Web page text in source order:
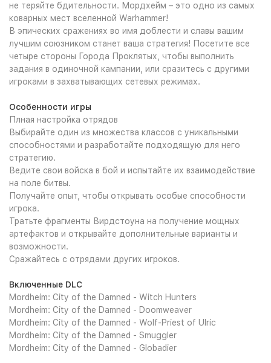
не теряйте бдительности. Мордхейм – это одно из самых
коварных мест вселенной Warhammer!
В эпических сражениях во имя доблести и славы вашим
лучшим союзником станет ваша стратегия! Посетите все
четыре стороны Города Проклятых, чтобы выполнить
задания в одиночной кампании, или сразитесь с другими
игроками в захватывающих сетевых режимах.
Особенности игры
Плная настройка отрядов
Выбирайте один из множества классов с уникальными
способностями и разработайте подходящую для него
стратегию.
Ведите свои войска в бой и испытайте их взаимодействие
на поле битвы.
Получайте опыт, чтобы открывать особые способности
игрока.
Тратьте фрагменты Вирдстоуна на получение мощных
артефактов и открывайте дополнительные варианты и
возможности.
Сражайтесь с отрядами других игроков.
Включенные DLC
Mordheim: City of the Damned - Witch Hunters
Mordheim: City of the Damned - Doomweaver
Mordheim: City of the Damned - Wolf-Priest of Ulric
Mordheim: City of the Damned - Smuggler
Mordheim: City of the Damned - Globadier